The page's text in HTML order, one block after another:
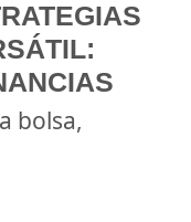
bolsa,